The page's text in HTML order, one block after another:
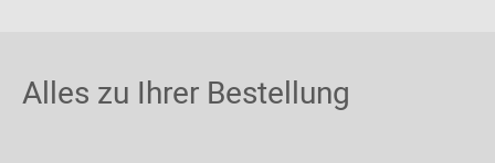
Alles zu Ihrer Bestellung